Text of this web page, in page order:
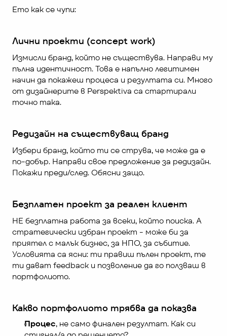
Ето как се чупи:
Лични проекти (concept work)
Измисли бранд, който не съществува. Направи му
пълна идентичност. Това е напълно легитимен
начин да покажеш процеса и резултата си. Много
от дизайнерите в Perspektiva са стартирали
точно така.
Редизайн на съществуващ бранд
Избери бранд, който ти се струва, че може да е
по-добър. Направи свое предложение за редизайн.
Покажи преди/след. Обясни защо.
Безплатен проект за реален клиент
НЕ безплатна работа за всеки, който поиска. А
стратегически избран проект - може би за
приятел с малък бизнес, за НПО, за събитие.
Условията са ясни: ти правиш пълен проект, те
ти дават feedback и позволение да го ползваш в
портфолиото.
Какво портфолиото трябва да показва
Процес, не само финален резултат. Как си